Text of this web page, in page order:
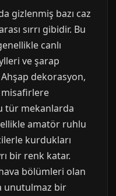
gizlenmiş bazı caz
sırrı gibidir. Bu
canlı
ve şarap
dekorasyon,
misafirlere
tür mekanlarda
amatör ruhlu
kurdukları
bir renk katar.
bölümleri olan
unutulmaz bir